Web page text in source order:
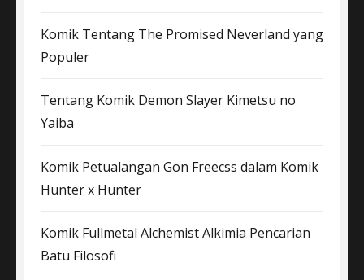
Komik Tentang The Promised Neverland yang
Populer
Tentang Komik Demon Slayer Kimetsu no
Yaiba
Komik Petualangan Gon Freecss dalam Komik
Hunter x Hunter
Komik Fullmetal Alchemist Alkimia Pencarian
Batu Filosofi